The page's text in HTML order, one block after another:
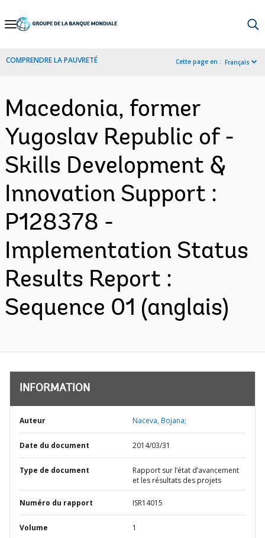
Skip
Navigation
COMPRENDRE LA PAUVRETÉ Cette page en : Français
Macedonia, former
Yugoslav Republic of -
Skills Development &
Innovation Support :
P128378 -
Implementation Status
Results Report :
Sequence 01 (anglais)
INFORMATION
Auteur Naceva, Bojana;
Date du document 2014/03/31
Type de document
Rapport sur l’état d’avancement
et les résultats des projets
Numéro du rapport ISR14015
Volume 1